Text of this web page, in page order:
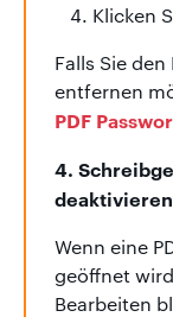
Klicken
Falls Sie
entfernen
PDF
4.
deaktivieren
Wenn eine
geöffnet
Bearbeiten